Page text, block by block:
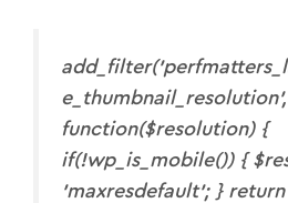
e_thumbnail_resolution',
function($resolution) {
if(!wp_is_mobile()) {
'maxresdefault'; }